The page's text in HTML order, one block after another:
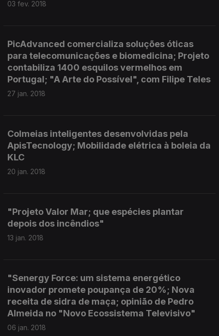
03 fev. 2018
PicAdvanced comercializa soluções óticas
para telecomunicações e biomedicina; Projeto
contabiliza 1400 esquilos vermelhos em
Portugal; "A Arte do Possível", com Filipe Teles
27 jan. 2018
Colmeias inteligentes desenvolvidas pela
ApisTecnology; Mobilidade elétrica à boleia da
KLC
20 jan. 2018
"Projeto Valor Mar; que espécies plantar
depois dos incêndios"
13 jan. 2018
"Senergy Force: um sistema energético
inovador promete poupança de 20%; Nova
receita de sidra de maça; opinião de Pedro
Almeida no "Novo Ecossistema Televisivo"
06 jan. 2018